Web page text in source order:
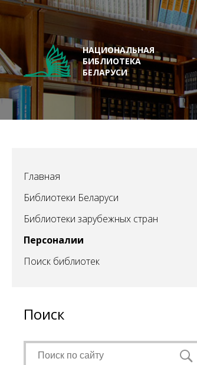
НАЦИОНАЛЬНАЯ
БИБЛИОТЕКА
БЕЛАРУСИ
Главная
Библиотеки Беларуси
Библиотеки зарубежных стран
Персоналии
Поиск библиотек
Поиск